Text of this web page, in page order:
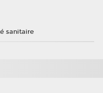
sanitaire